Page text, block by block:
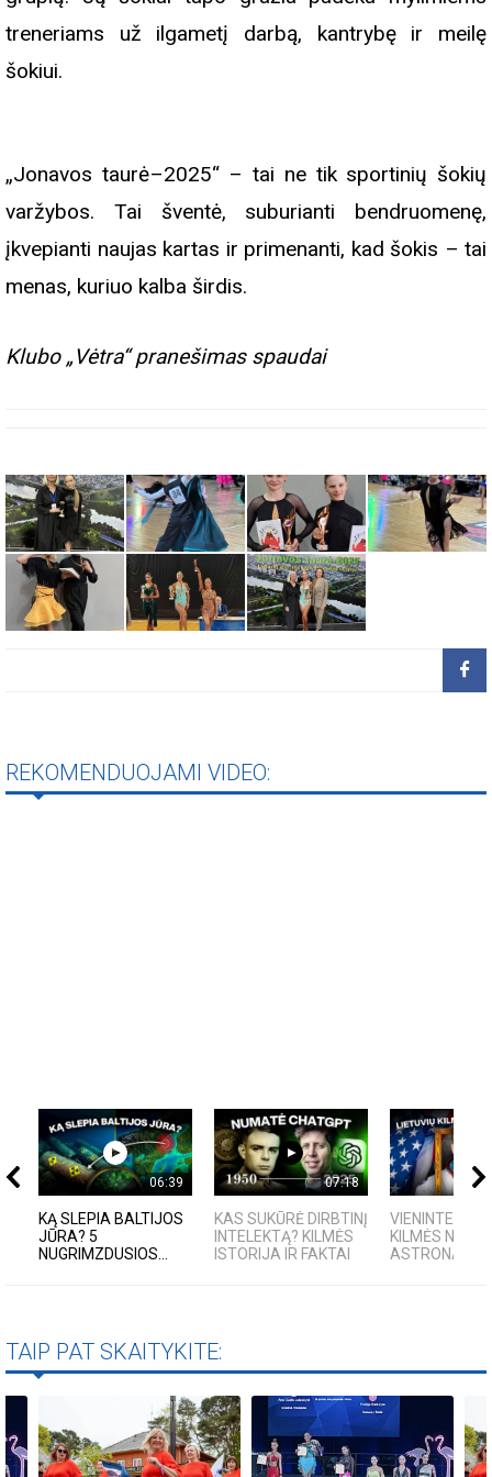
treneriams už ilgametį darbą, kantrybę ir meilę
šokiui.
„Jonavos taurė–2025“ – tai ne tik sportinių šokių
varžybos. Tai šventė, suburianti bendruomenę,
įkvepianti naujas kartas ir primenanti, kad šokis – tai
menas, kuriuo kalba širdis.
Klubo „Vėtra“ pranešimas spaudai
REKOMENDUOJAMI VIDEO:
06:39
KĄ SLEPIA BALTIJOS
JŪRA? 5
NUGRIMZDUSIOS...
07:18
KAS SUKŪRĖ DIRBTINĮ
INTELEKTĄ? KILMĖS
ISTORIJA IR FAKTAI
VIENINTELIS
KILMĖS NASA
TAIP PAT SKAITYKITE: